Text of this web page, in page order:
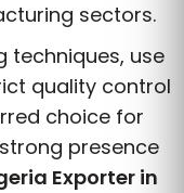
sectors.
techniques, use
quality control
choice for
presence
Exporter in